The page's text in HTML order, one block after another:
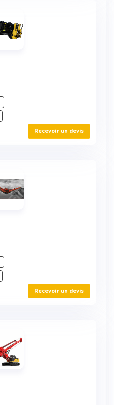
Recevoir un devis
Recevoir un devis